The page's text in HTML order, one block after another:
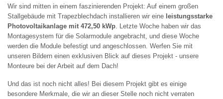
Wir sind mitten in einem faszinierenden Projekt: Auf einem großen
Stallgebäude mit Trapezblechdach installieren wir eine leistungsstarke
Photovoltaikanlage mit 472,50 kWp . Letzte Woche haben wir das
Montagesystem für die Solarmodule angebracht, und diese Woche
werden die Module befestigt und angeschlossen. Werfen Sie mit
unseren Bildern einen exklusiven Blick auf dieses Projekt - unsere
Monteure bei der Arbeit auf dem Dach!
Und das ist noch nicht alles! Bei diesem Projekt gibt es einige
besondere Merkmale, die wir an dieser Stelle noch nicht verraten